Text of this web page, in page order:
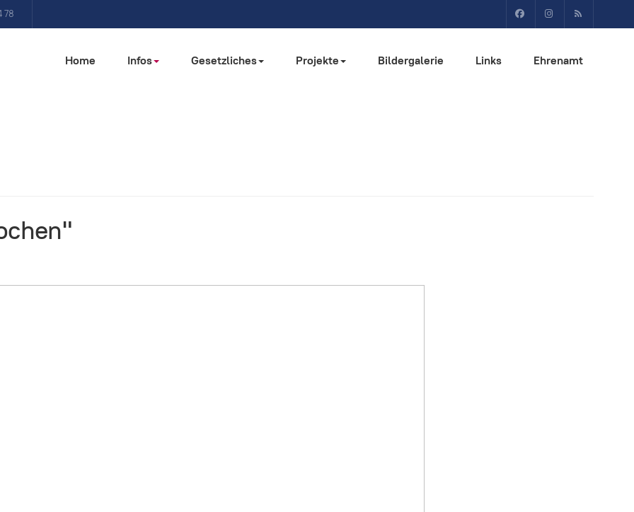
78
Home Infos Gesetzliches Projekte Bildergalerie Links Ehrenamt